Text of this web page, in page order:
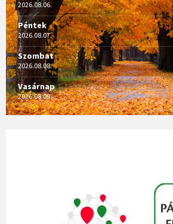
2026.08.06.
Péntek
2026.08.07.
Szombat
2026.08.08.
Vasárnap
2026.08.09.